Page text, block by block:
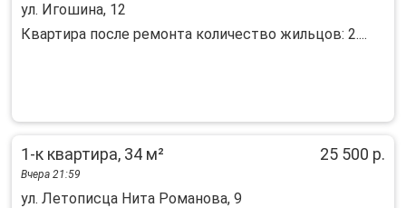
ул. Игошина, 12
Квартира после ремонта количество жильцов: 2....
1-к квартира, 34 м² 25 500 р.
Вчера 21:59
ул. Летописца Нита Романова, 9